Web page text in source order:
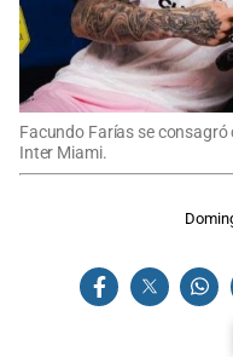
Facundo Farías se
Inter Miami.